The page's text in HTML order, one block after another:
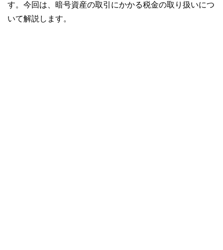
す。今回は、暗号資産の取引にかかる税金の取り扱いにつ
いて解説します。